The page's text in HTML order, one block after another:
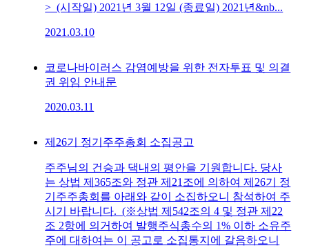
> (시작일) 2021년 3월 12일 (종료일) 2021년&nb...
2021.03.10
코로나바이러스 감염예방을 위한 전자투표 및 의결
권 위임 안내문
2020.03.11
제26기 정기주주총회 소집공고
주주님의 건승과 댁내의 평안을 기원합니다. 당사
는 상법 제365조와 정관 제21조에 의하여 제26기 정
기주주총회를 아래와 같이 소집하오니 참석하여 주
시기 바랍니다. (※상법 제542조의 4 및 정관 제22
조 2항에 의거하여 발행주식총수의 1% 이하 소유주
주에 대하여는 이 공고로 소집통지에 갈음하오니